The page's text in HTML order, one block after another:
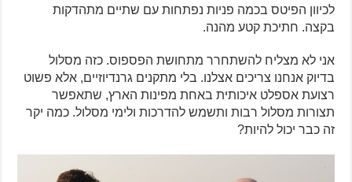
לכיוון הפיטס בכמה פניות נפתחות עם שתיים מתהדקות
בקצה. חתיכת קטע מהנה.
אני לא מצליח להשתחרר מתחושת הפספוס. כזה מסלול
בדיוק אנחנו צריכים אצלנו. בלי מתקנים גרנדיוזיים, אלא פשוט
רצועת אספלט איכותית באחת מפינות הארץ, שתאפשר
תצורות מסלול רבות ותשמש להדרכות ולימי מסלול. כמה יקר
זה כבר יכול להיות?